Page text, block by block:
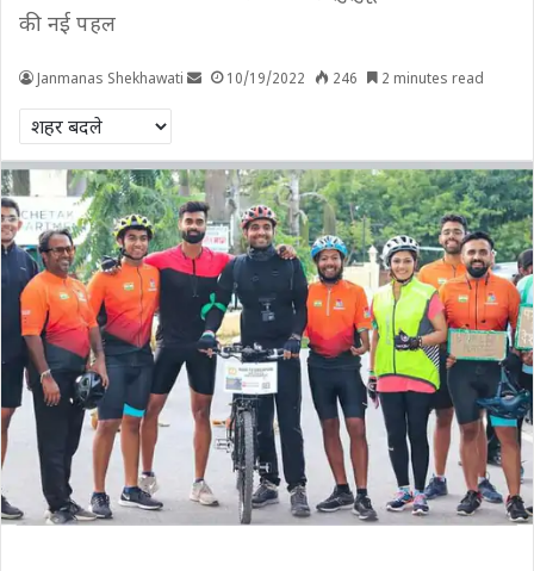
की नई पहल
Janmanas Shekhawati 10/19/2022 246 2 minutes read